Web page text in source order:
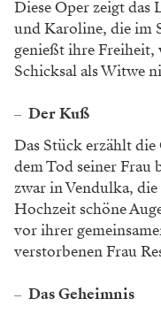
Diese Oper zeigt das
und Karoline, die im
genießt ihre Freiheit,
Schicksal als Witwe
Der Kuß
Das Stück erzählt die
dem Tod seiner Frau
zwar in Vendulka,
Hochzeit schöne
vor ihrer
verstorbenen Frau
Das Geheimnis